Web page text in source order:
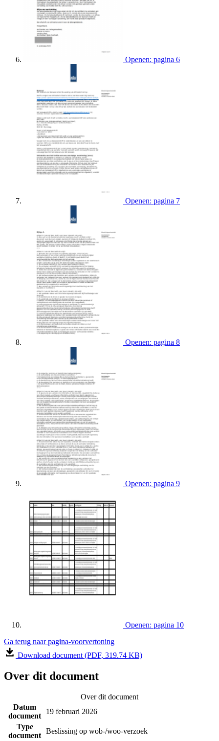
Openen: pagina 6
Openen: pagina 7
Openen: pagina 8
Openen: pagina 9
Openen: pagina 10
Ga terug naar pagina-voorvertoning
Download document (PDF, 319.74 KB)
Over dit document
Over dit document
Datum
document
19 februari 2026
Type
document
Beslissing op wob-/woo-verzoek